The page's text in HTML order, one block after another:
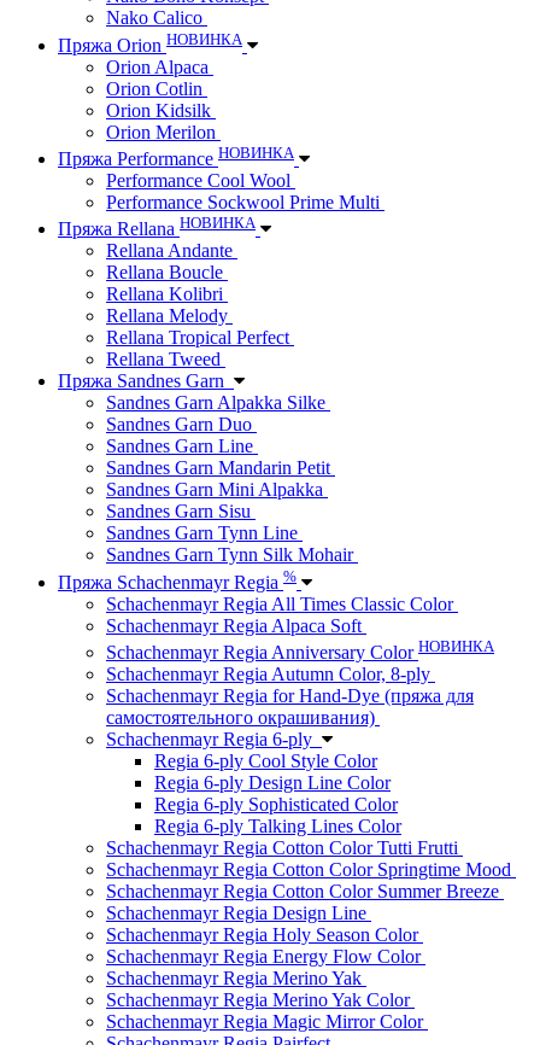
Nako Calico
Пряжа Orion НОВИНКА
Orion Alpaca
Orion Cotlin
Orion Kidsilk
Orion Merilon
Пряжа Performance НОВИНКА
Performance Cool Wool
Performance Sockwool Prime Multi
Пряжа Rellana НОВИНКА
Rellana Andante
Rellana Boucle
Rellana Kolibri
Rellana Melody
Rellana Tropical Perfect
Rellana Tweed
Пряжа Sandnes Garn
Sandnes Garn Alpakka Silke
Sandnes Garn Duo
Sandnes Garn Line
Sandnes Garn Mandarin Petit
Sandnes Garn Mini Alpakka
Sandnes Garn Sisu
Sandnes Garn Tynn Line
Sandnes Garn Tynn Silk Mohair
Пряжа Schachenmayr Regia %
Schachenmayr Regia All Times Classic Color
Schachenmayr Regia Alpaca Soft
Schachenmayr Regia Anniversary Color НОВИНКА
Schachenmayr Regia Autumn Color, 8-ply
Schachenmayr Regia for Hand-Dye (пряжа для
самостоятельного окрашивания)
Schachenmayr Regia 6-ply
Regia 6-ply Cool Style Color
Regia 6-ply Design Line Color
Regia 6-ply Sophisticated Color
Regia 6-ply Talking Lines Color
Schachenmayr Regia Cotton Color Tutti Frutti
Schachenmayr Regia Cotton Color Springtime Mood
Schachenmayr Regia Cotton Color Summer Breeze
Schachenmayr Regia Design Line
Schachenmayr Regia Holy Season Color
Schachenmayr Regia Energy Flow Color
Schachenmayr Regia Merino Yak
Schachenmayr Regia Merino Yak Color
Schachenmayr Regia Magic Mirror Color